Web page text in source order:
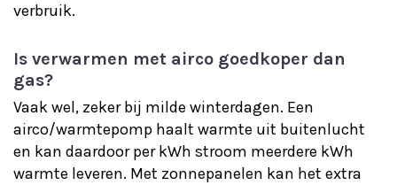
verbruik.
Is verwarmen met airco goedkoper dan
gas?
Vaak wel, zeker bij milde winterdagen. Een
airco/warmtepomp haalt warmte uit buitenlucht
en kan daardoor per kWh stroom meerdere kWh
warmte leveren. Met zonnepanelen kan het extra